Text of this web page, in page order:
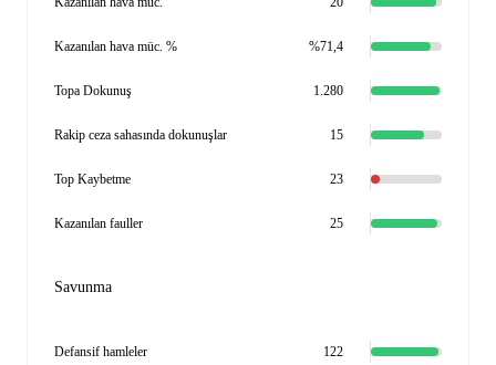
Kazanılan hava müc. % %71,4
Topa Dokunuş 1.280
Rakip ceza sahasında dokunuşlar 15
Top Kaybetme 23
Kazanılan fauller 25
Savunma
Defansif hamleler 122